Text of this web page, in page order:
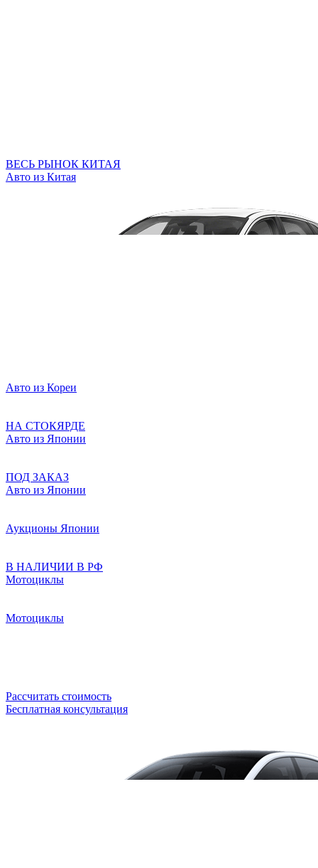
ВЕСЬ РЫНОК КИТАЯ
Авто из Китая
Авто из Кореи
НА СТОКЯРДЕ
Авто из Японии
ПОД ЗАКАЗ
Авто из Японии
Аукционы Японии
В НАЛИЧИИ В РФ
Мотоциклы
Мотоциклы
Рассчитать стоимость
Бесплатная консультация